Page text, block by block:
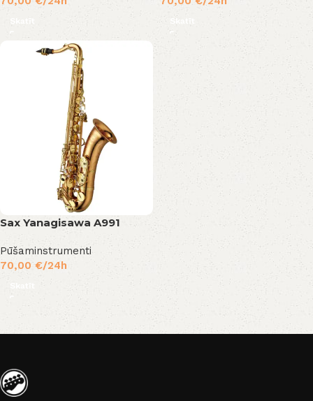
Skatīt Skatīt
Sax Yanagisawa A991
Pūšaminstrumenti
70,00€/24h